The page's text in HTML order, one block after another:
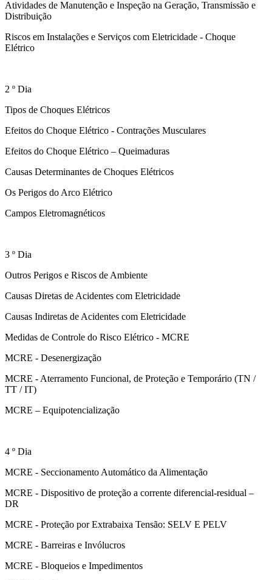
Atividades de Manutenção e Inspeção na Geração, Transmissão e
Distribuição
Riscos em Instalações e Serviços com Eletricidade - Choque
Elétrico
2 º Dia
Tipos de Choques Elétricos
Efeitos do Choque Elétrico - Contrações Musculares
Efeitos do Choque Elétrico – Queimaduras
Causas Determinantes de Choques Elétricos
Os Perigos do Arco Elétrico
Campos Eletromagnéticos
3 º Dia
Outros Perigos e Riscos de Ambiente
Causas Diretas de Acidentes com Eletricidade
Causas Indiretas de Acidentes com Eletricidade
Medidas de Controle do Risco Elétrico - MCRE
MCRE - Desenergização
MCRE - Aterramento Funcional, de Proteção e Temporário (TN /
TT / IT)
MCRE – Equipotencialização
4 º Dia
MCRE - Seccionamento Automático da Alimentação
MCRE - Dispositivo de proteção a corrente diferencial-residual –
DR
MCRE - Proteção por Extrabaixa Tensão: SELV E PELV
MCRE - Barreiras e Invólucros
MCRE - Bloqueios e Impedimentos